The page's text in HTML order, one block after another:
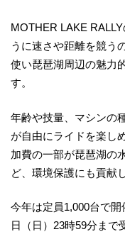
MOTHER LAKE
うに速さや距離を競う
使い琵琶湖周辺の魅力
す。
年齢や技量、マシンの
が自由にライドを楽し
加費の一部が琵琶湖の
ど、環境保護にも貢献
今年は定員1,000台で
日（日）23時59分まで